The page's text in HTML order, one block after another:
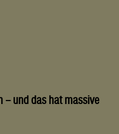
– und das hat massive